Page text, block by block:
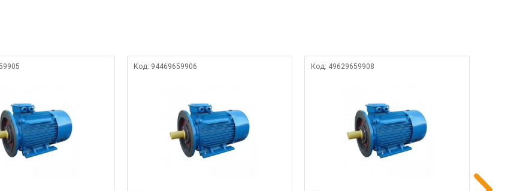
Код: 94469659906 Код: 49629659908